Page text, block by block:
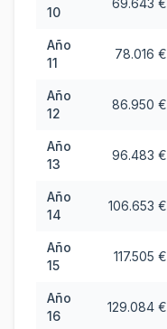
10
69.643 €
Año
11
78.016 €
Año
12
86.950 €
Año
13
96.483 €
Año
14
106.653 €
Año
15
117.505 €
Año
16
129.084 €